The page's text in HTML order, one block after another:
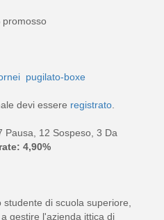
promosso
pugilato-boxe
devi essere registrato
Pausa, 12 Sospeso, 3 Da
4,90%
di scuola superiore,
gestire l'azienda ittica di